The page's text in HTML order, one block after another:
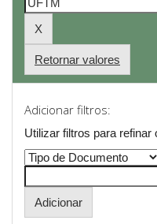
Retornar valores
Adicionar filtros:
Utilizar filtros para refinar